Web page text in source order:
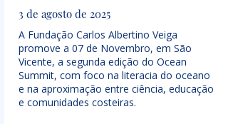
3 de agosto de 2025
A Fundação Carlos Albertino Veiga
promove a 07 de Novembro, em São
Vicente, a segunda edição do Ocean
Summit, com foco na literacia do oceano
e na aproximação entre ciência, educação
e comunidades costeiras.